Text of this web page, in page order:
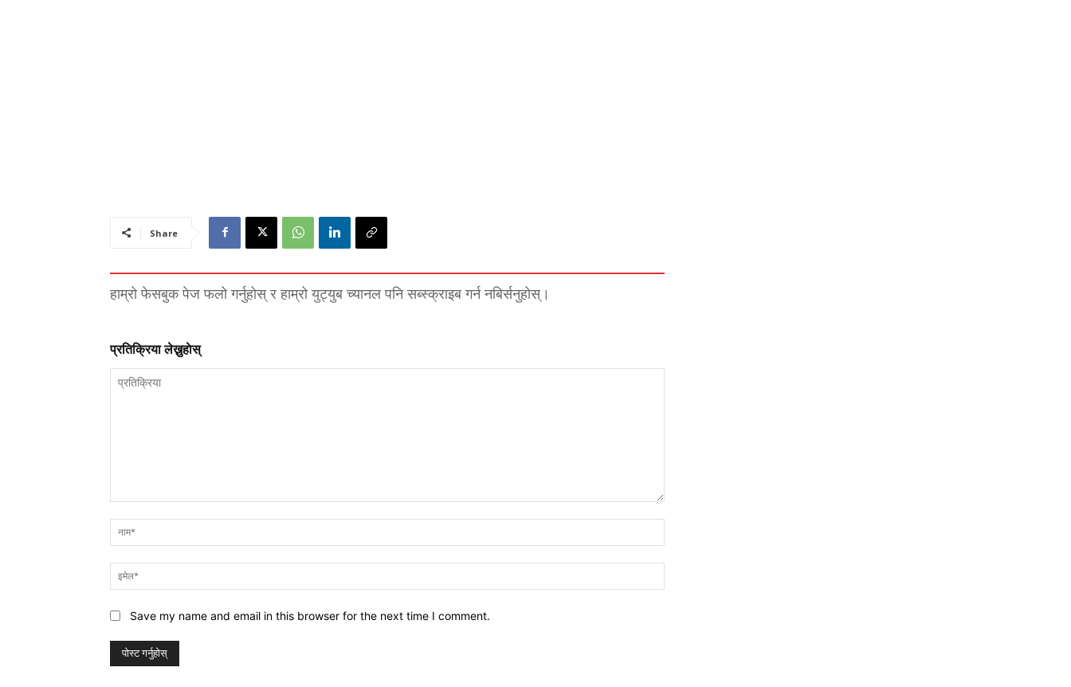
Share
हाम्रो फेसबुक पेज फलो गर्नुहोस् र हाम्रो युट्युब च्यानल पनि सब्स्क्राइब गर्न नबिर्सनुहोस्।
प्रतिक्रिया लेख्नुहाेस्
Save my name and email in this browser for the next time I comment.